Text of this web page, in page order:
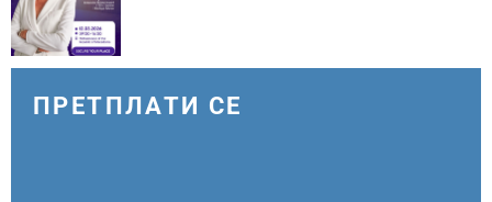
ПРЕТПЛАТИ СЕ